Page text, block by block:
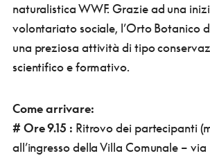
naturalistica WWF. Grazie ad una
volontariato sociale, l’Orto Botanico
una preziosa attività di tipo
scientifico e formativo.
Come arrivare:
# Ore 9.15 : Ritrovo dei partecipanti
all’ingresso della Villa Comunale –